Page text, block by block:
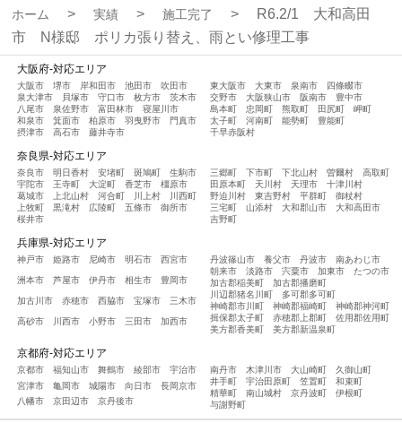
ホーム 実績 施工完了
R6.2/1 大和高田
市 N様邸 ポリカ張り替え、雨とい修理工事
大阪府-対応エリア
大阪市 堺市 岸和田市 池田市
吹田市
泉大津市
貝塚市 守口市 枚方市
茨木市
八尾市
泉佐野市 富田林市
寝屋川市
和泉市
箕面市 柏原市 羽曳野市
門真市
摂津市
高石市 藤井寺市
東大阪市 大東市 泉南市
四條畷市
交野市
大阪狭山市 阪南市
豊中市
島本町
忠岡町 熊取町 田尻町
岬町
太子町
河南町 能勢町
豊能町
千早赤阪村
奈良県-対応エリア
奈良市 明日香村 安堵町 斑鳩町
生駒市
宇陀市
王寺町 大淀町 香芝市
橿原市
葛城市
上北山村 河合町 川上村
川西町
上牧町
黒滝村 広陵町 五條市
御所市
桜井市
三郷町 下市町 下北山村 曽爾村
高取町
田原本町
天川村 天理市
十津川村
野迫川村
東吉野村 平群町
御杖村
三宅町
山添村 大和郡山市
大和高田市
吉野町
兵庫県-対応エリア
神戸市 姫路市 尼崎市 明石市 西宮市
洲本市 芦屋市 伊丹市 相生市 豊岡市
加古川市 赤穂市 西脇市 宝塚市 三木市
高砂市 川西市 小野市 三田市 加西市
丹波篠山市 養父市 丹波市
南あわじ市
朝来市
淡路市 宍粟市 加東市
たつの市
加古郡稲美町
加古郡播磨町
川辺郡猪名川町
多可郡多可町
神崎郡市川町
神崎郡福崎町
神崎郡神河町
揖保郡太子町
赤穂郡上郡町
佐用郡佐用町
美方郡香美町
美方郡新温泉町
京都府-対応エリア
京都市 福知山市 舞鶴市 綾部市
宇治市
宮津市
亀岡市 城陽市 向日市
長岡京市
八幡市
京田辺市 京丹後市
南丹市 木津川市 大山崎町
久御山町
井手町
宇治田原町 笠置町
和束町
精華町
南山城村 京丹波町
伊根町
与謝野町